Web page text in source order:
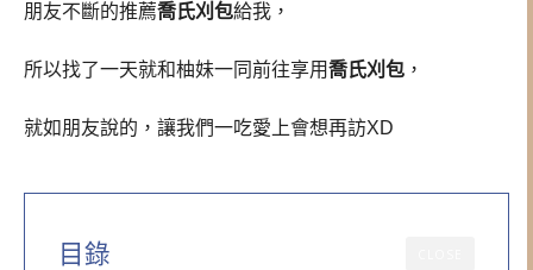
朋友不斷的推薦喬氏刈包給我，
所以找了一天就和柚妹一同前往享用喬氏刈包 ，
就如朋友說的，讓我們一吃愛上會想再訪XD
目錄